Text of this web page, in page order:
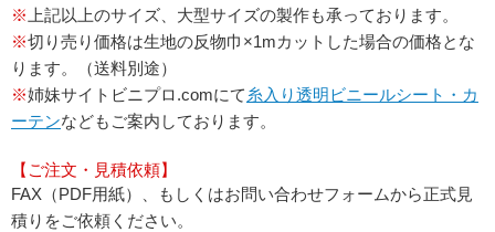
※ 上記以上のサイズ、大型サイズの製作も承っております。
※切り売り価格は生地の反物巾×1mカットした場合の価格とな
ります。（送料別途）
※姉妹サイトビニプロ.comにて 糸入り透明ビニールシート・カ
ーテンなどもご案内しております。
【ご注文・見積依頼】
FAX（PDF用紙）、もしくはお問い合わせフォームから正式見
積りをご依頼ください。